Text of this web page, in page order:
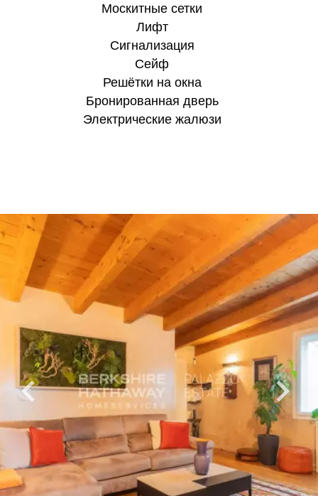
Москитные сетки
Лифт
Сигнализация
Сейф
Решётки на окна
Бронированная дверь
Электрические жалюзи